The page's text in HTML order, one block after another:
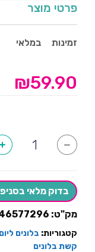
פרטי מוצר
זמינות במלאי
₪59.90
-
של
הוואי
+
בדוק מלאי
מק"ט:
קטגוריות: בלונים
קשת בלונים